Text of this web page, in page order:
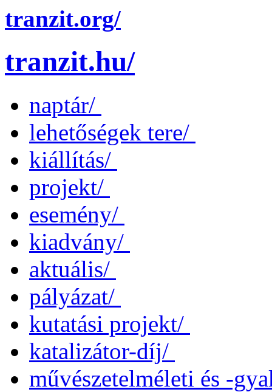
tranzit.org/
tranzit.hu/
naptár/
lehetőségek tere/
kiállítás/
projekt/
esemény/
kiadvány/
aktuális/
pályázat/
kutatási projekt/
katalizátor-díj/
művészetelméleti és -